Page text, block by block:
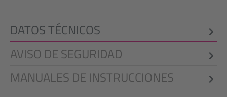
DATOS TÉCNICOS
AVISO DE SEGURIDAD
MANUALES DE INSTRUCCIONES